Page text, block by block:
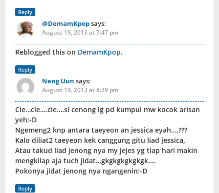
Reply
@DemamKpopsays:
August 19, 2013 at 7:47 pm
Reblogged this on DemamKpop.
Reply
Neng Uun says:
August 19, 2013 at 8:29 pm
Cie…cie….cie….si cenong lg pd kumpul mw kocok arisan
yeh:-D
Ngemeng2 knp antara taeyeon an jessica eyah….???
Kalo diliat2 taeyeon kek canggung gitu liad jessica,
Atau takud liad jenong nya my jejes yg tiap hari makin
mengkilap aja tuch jidat…gkgkgkgkgkgk….
Pokonya jidat jenong nya ngangenin:-D
Reply